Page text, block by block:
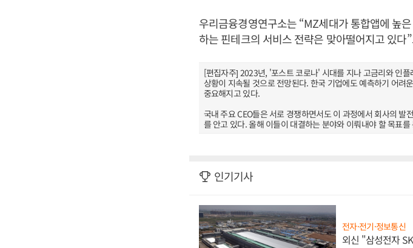
우리금융경영연구소는 “MZ세대가 통합앱에 높
하는 핀테크의 서비스 전략은 맞아떨어지고 있다
[편집자주] 2023년, '포스트 코로나' 시대를 지나 고금리와 인
상황이 지속될 것으로 전망된다. 한국 기업에도 예측하기 어려
중요해지고 있다.
국내 주요 CEO들은 서로 경쟁하면서도 이 과정에서 회사의
를 안고 있다. 올해 이들이 대결하는 분야와 이뤄내야 할 목표
인기기사
전자·전기·정보통신
외신 "삼성전자